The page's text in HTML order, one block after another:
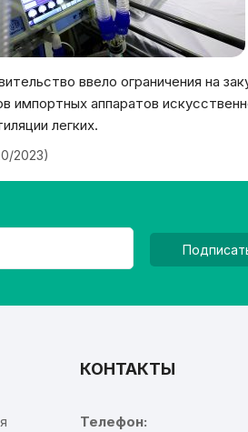
ввело ограничения на
импортных аппаратов
легких.
2023)
КОНТАКТЫ
Телефон: